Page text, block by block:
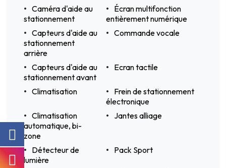
Caméra d'aide au
stationnement
Écran multifonction
entièrement numérique
Capteurs d'aide au
stationnement
arrière
Commande vocale
Capteurs d'aide au
stationnement avant
Ecran tactile
Climatisation
Frein de stationnement
électronique
Climatisation
automatique, bi-
zone
Jantes alliage
Détecteur de
lumière
Pack Sport